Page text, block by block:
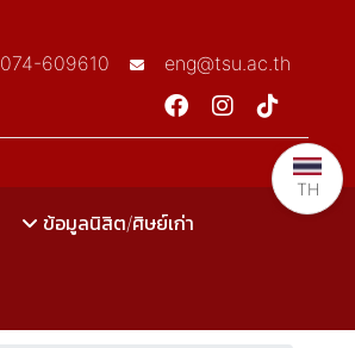
074-609610 eng@tsu.ac.th
ข้อมูลนิสิต/ศิษย์เก่า
TH